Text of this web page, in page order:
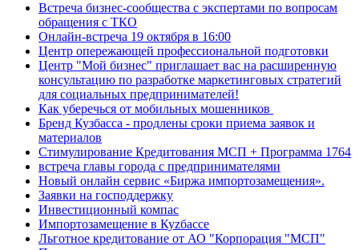
Встреча бизнес-сообщества с экспертами по вопросам
обращения с ТКО
Онлайн-встреча 19 октября в 16:00
Центр опережающей профессиональной подготовки
Центр "Мой бизнес" приглашает вас на расширенную
консультацию по разработке маркетинговых стратегий
для социальных предпринимателей!
Как уберечься от мобильных мошенников
Бренд Кузбасса - продлены сроки приема заявок и
материалов
Стимулирование Кредитования МСП + Программа 1764
встреча главы города с предпринимателями
Новый онлайн сервис «Биржа импортозамещения».
Заявки на господдержку
Инвестиционный компас
Импортозамещение в Куzбассе
Льготное кредитование от АО "Корпорация "МСП"